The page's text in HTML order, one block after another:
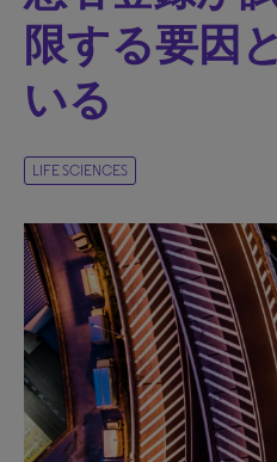
限する要因
いる
LIFE SCIENCES